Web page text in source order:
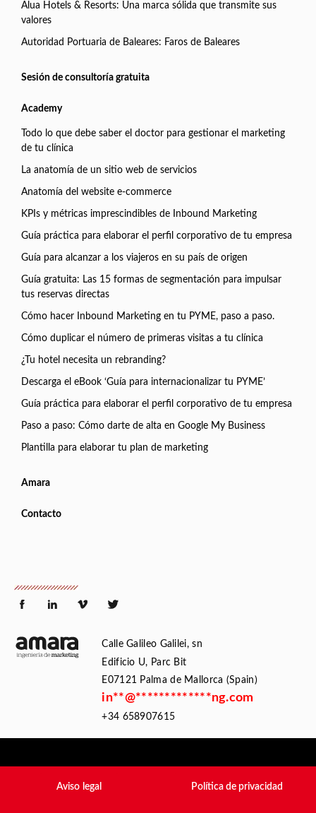
Alua Hotels & Resorts: Una marca sólida que transmite sus
valores
Autoridad Portuaria de Baleares: Faros de Baleares
Sesión de consultoría gratuita
Academy
Todo lo que debe saber el doctor para gestionar el marketing
de tu clínica
La anatomía de un sitio web de servicios
Anatomía del website e-commerce
KPIs y métricas imprescindibles de Inbound Marketing
Guía práctica para elaborar el perfil corporativo de tu empresa
Guía para alcanzar a los viajeros en su país de origen
Guía gratuita: Las 15 formas de segmentación para impulsar
tus reservas directas
Cómo hacer Inbound Marketing en tu PYME, paso a paso.
Cómo duplicar el número de primeras visitas a tu clínica
¿Tu hotel necesita un rebranding?
Descarga el eBook ‘Guía para internacionalizar tu PYME’
Guía práctica para elaborar el perfil corporativo de tu empresa
Paso a paso: Cómo darte de alta en Google My Business
Plantilla para elaborar tu plan de marketing
Amara
Contacto
Calle Galileo Galilei, sn
Edificio U, Parc Bit
E07121 Palma de Mallorca (Spain)
in**@*************ng.com
+34 658907615
Aviso legal Política de privacidad